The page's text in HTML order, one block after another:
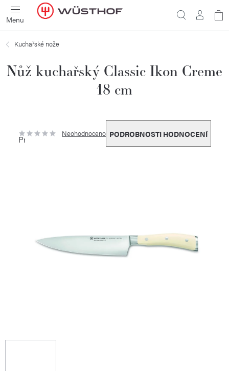
Přejít
na
obsah
Kuchařské nože
Nůž kuchařský Classic Ikon Creme
18 cm
Průměrné
hodnocení
Neohodnoceno PODROBNOSTI HODNOCENÍ